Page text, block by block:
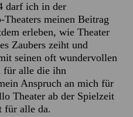
darf ich in der
meinen Beitrag
erleben, wie Theater
Zaubers zeiht und
seinen oft wundervollen
für alle die ihn
Anspruch an mich für
Theater ab der Spielzeit
für alle da.